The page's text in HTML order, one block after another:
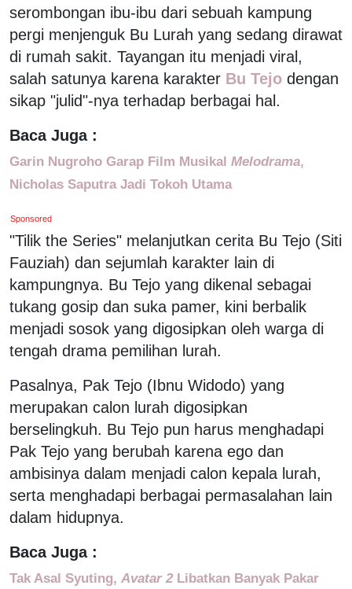
serombongan ibu-ibu dari sebuah kampung
pergi menjenguk Bu Lurah yang sedang dirawat
di rumah sakit. Tayangan itu menjadi viral,
salah satunya karena karakter Bu Tejo dengan
sikap "julid"-nya terhadap berbagai hal.
Baca Juga :
Garin Nugroho Garap Film Musikal Melodrama,
Nicholas Saputra Jadi Tokoh Utama
Sponsored
"Tilik the Series" melanjutkan cerita Bu Tejo (Siti
Fauziah) dan sejumlah karakter lain di
kampungnya. Bu Tejo yang dikenal sebagai
tukang gosip dan suka pamer, kini berbalik
menjadi sosok yang digosipkan oleh warga di
tengah drama pemilihan lurah.
Pasalnya, Pak Tejo (Ibnu Widodo) yang
merupakan calon lurah digosipkan
berselingkuh. Bu Tejo pun harus menghadapi
Pak Tejo yang berubah karena ego dan
ambisinya dalam menjadi calon kepala lurah,
serta menghadapi berbagai permasalahan lain
dalam hidupnya.
Baca Juga :
Tak Asal Syuting, Avatar 2 Libatkan Banyak Pakar